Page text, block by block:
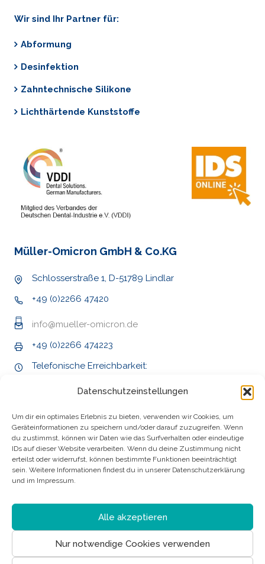
Datenschutzeinstellungen
Um dir ein optimales Erlebnis zu bieten, verwenden wir Cookies, um
Geräteinformationen zu speichern und/oder darauf zuzugreifen. Wenn
du zustimmst, können wir Daten wie das Surfverhalten oder eindeutige
IDs auf dieser Website verarbeiten. Wenn du deine Zustimmung nicht
erteilst oder widerrufst, können bestimmte Funktionen beeinträchtigt
sein. Weitere Informationen findest du in unserer Datenschutzerklärung
und im Impressum.
Alle akzeptieren
Nur notwendige Cookies verwenden
Wir sind Ihr Partner für:
Abformung
Desinfektion
Zahntechnische Silikone
Lichthärtende Kunststoffe
Müller-Omicron GmbH & Co.KG
Schlosserstraße 1, D-51789 Lindlar
+49 (0)2266 47420
info@mueller-omicron.de
+49 (0)2266 474223
Telefonische Erreichbarkeit: